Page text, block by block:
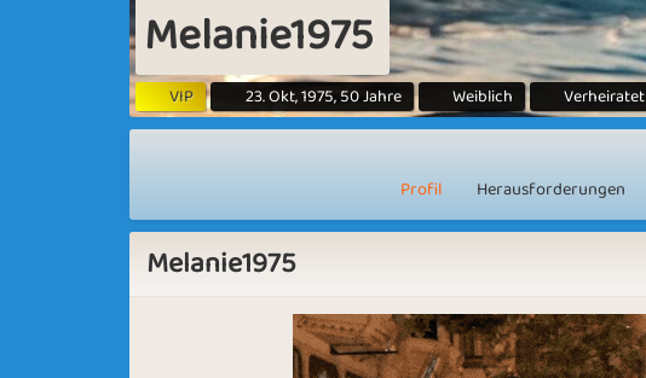
Melanie1975
VIP 23. Okt, 1975, 50 Jahre Weiblich Verheiratet
Profil Herausforderungen
Melanie1975